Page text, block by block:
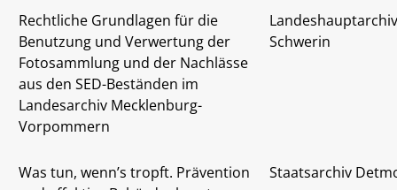
Rechtliche Grundlagen für die
Benutzung und Verwertung der
Fotosammlung und der Nachlässe
aus den SED-Beständen im
Landesarchiv Mecklenburg-
Vorpommern
Landeshauptarchiv
Schwerin
Was tun, wenn’s tropft. Prävention
Staatsarchiv